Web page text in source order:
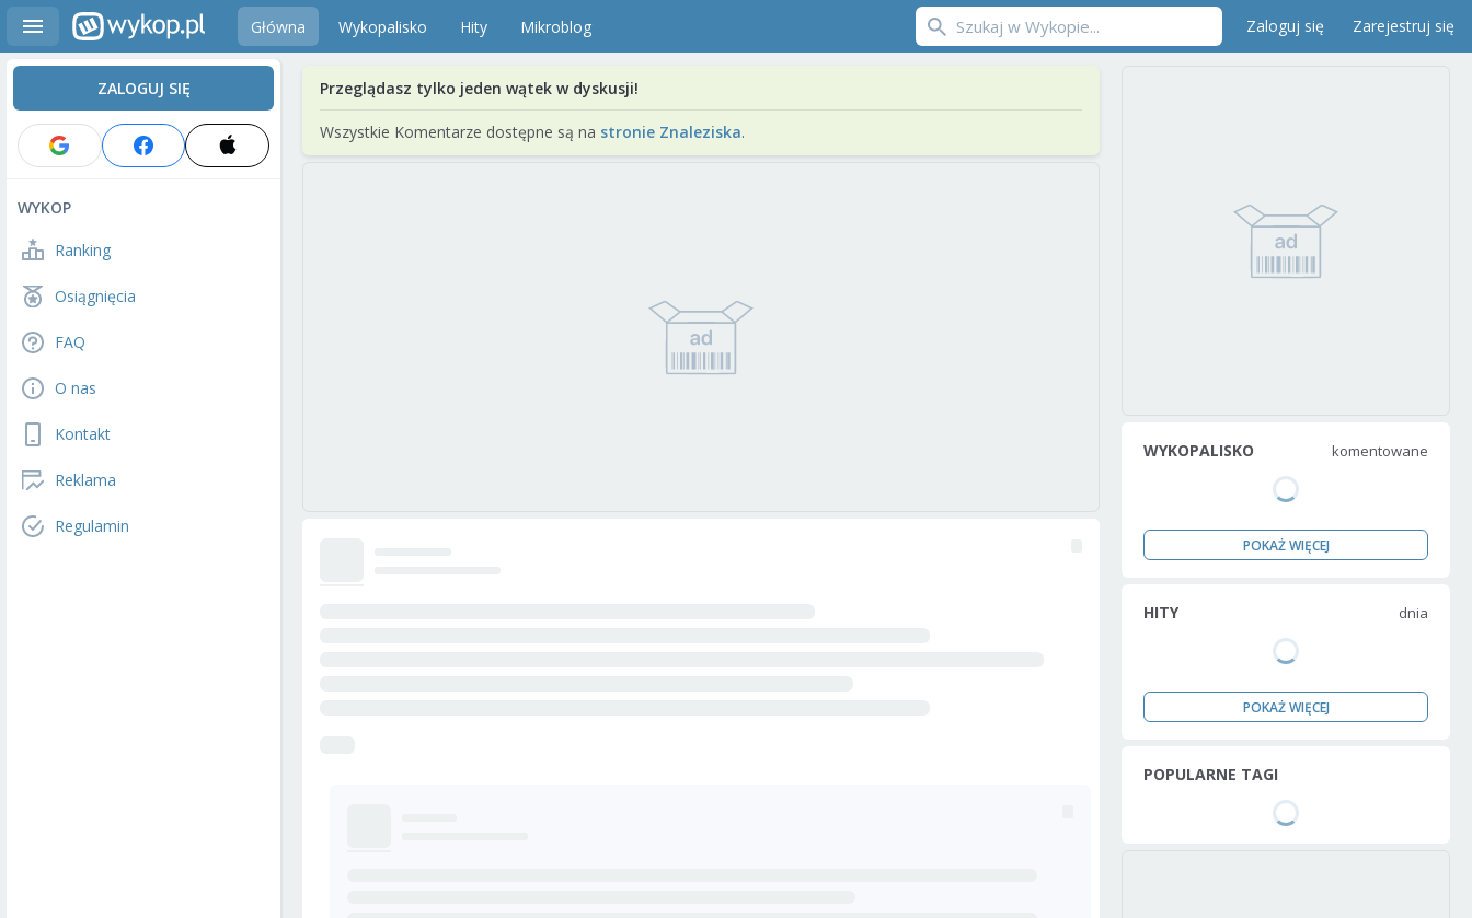
Główna Wykopalisko Hity Mikroblog Zaloguj się Zarejestruj się
ZALOGUJ SIĘ
WYKOP
Ranking
Osiągnięcia
FAQ
O nas
Kontakt
Reklama
Regulamin
Przeglądasz tylko jeden wątek w dyskusji!
Wszystkie Komentarze dostępne są na stronie Znaleziska.
WYKOPALISKO komentowane
POKAŻ WIĘCEJ
HITY dnia
POKAŻ WIĘCEJ
POPULARNE TAGI